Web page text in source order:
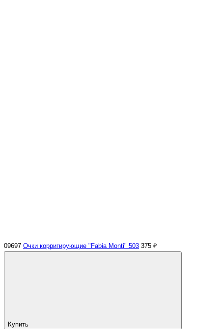
09697 Очки корригирующие "Fabia Monti" 503 375 ₽
Купить